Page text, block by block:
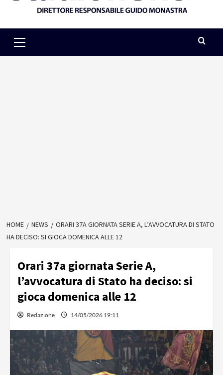
Menu
HOME NEWS
ORARI 37A GIORNATA SERIE A, L’AVVOCATURA DI STATO
HA DECISO: SI GIOCA DOMENICA ALLE 12
Orari 37a giornata Serie A,
l’avvocatura di Stato ha deciso: si
gioca domenica alle 12
Redazione 14/05/2026 19:11